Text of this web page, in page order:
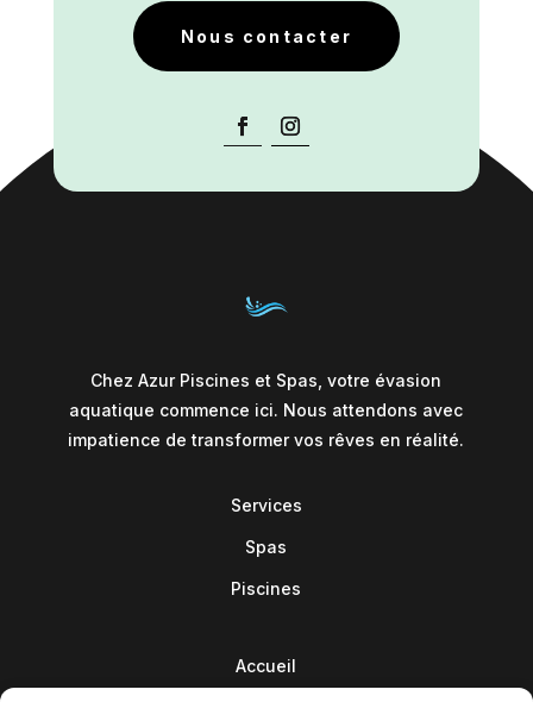
Nous contacter
Chez Azur Piscines et Spas, votre évasion
aquatique commence ici. Nous attendons avec
impatience de transformer vos rêves en réalité.
Services
Spas
Piscines
Accueil